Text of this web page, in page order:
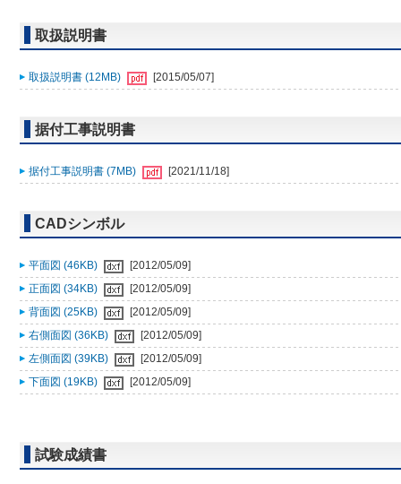
取扱説明書
取扱説明書 (12MB) [2015/05/07]
据付工事説明書
据付工事説明書 (7MB) [2021/11/18]
CADシンボル
平面図 (46KB)
[2012/05/09]
正面図 (34KB)
[2012/05/09]
背面図 (25KB)
[2012/05/09]
右側面図 (36KB)
[2012/05/09]
左側面図 (39KB)
[2012/05/09]
下面図 (19KB)
[2012/05/09]
試験成績書